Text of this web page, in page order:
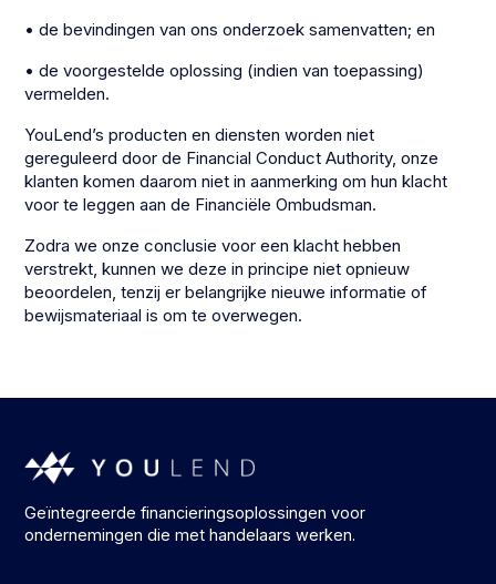
• de bevindingen van ons onderzoek samenvatten; en
• de voorgestelde oplossing (indien van toepassing)
vermelden.
YouLend’s producten en diensten worden niet
gereguleerd door de Financial Conduct Authority, onze
klanten komen daarom niet in aanmerking om hun klacht
voor te leggen aan de Financiële Ombudsman.
Zodra we onze conclusie voor een klacht hebben
verstrekt, kunnen we deze in principe niet opnieuw
beoordelen, tenzij er belangrijke nieuwe informatie of
bewijsmateriaal is om te overwegen.
Geïntegreerde financieringsoplossingen voor
ondernemingen die met handelaars werken.